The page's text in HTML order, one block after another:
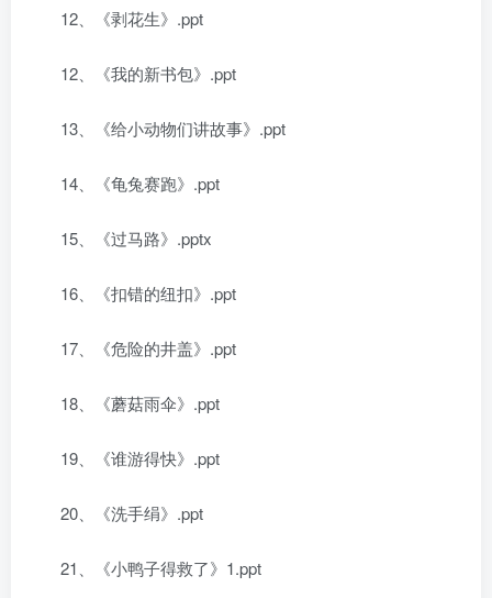
12、《剥花生》.ppt
12、《我的新书包》.ppt
13、《给小动物们讲故事》.ppt
14、《龟兔赛跑》.ppt
15、《过马路》.pptx
16、《扣错的纽扣》.ppt
17、《危险的井盖》.ppt
18、《蘑菇雨伞》.ppt
19、《谁游得快》.ppt
20、《洗手绢》.ppt
21、《小鸭子得救了》1.ppt